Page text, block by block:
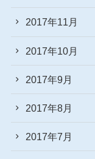
2017年11月
2017年10月
2017年9月
2017年8月
2017年7月